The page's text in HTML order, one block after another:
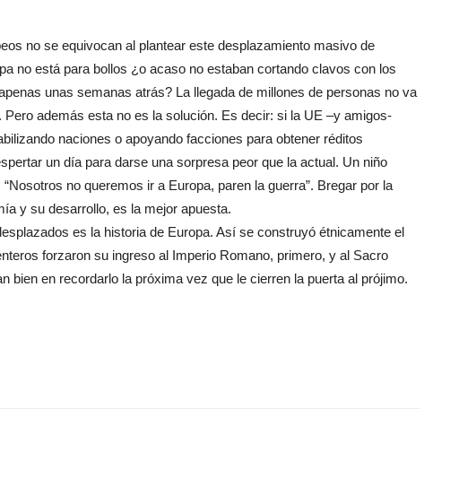
no se equivocan al plantear este desplazamiento masivo de
no está para bollos ¿o acaso no estaban cortando clavos con los
unas semanas atrás? La llegada de millones de personas no va
además esta no es la solución. Es decir: si la UE –y amigos-
naciones o apoyando facciones para obtener réditos
un día para darse una sorpresa peor que la actual. Un niño
no queremos ir a Europa, paren la guerra”. Bregar por la
y su desarrollo, es la mejor apuesta.
es la historia de Europa. Así se construyó étnicamente el
forzaron su ingreso al Imperio Romano, primero, y al Sacro
bien en recordarlo la próxima vez que le cierren la puerta al prójimo.